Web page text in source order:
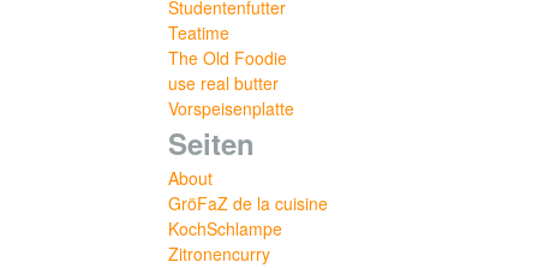
Studentenfutter
Teatime
The Old Foodie
use real butter
Vorspeisenplatte
Seiten
About
GröFaZ de la cuisine
KochSchlampe
Zitronencurry